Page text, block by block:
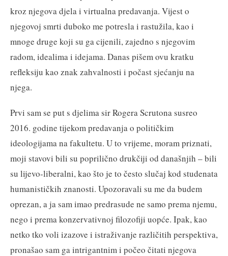
kroz njegova djela i virtualna predavanja. Vijest o
njegovoj smrti duboko me potresla i rastužila, kao i
mnoge druge koji su ga cijenili, zajedno s njegovim
radom, idealima i idejama. Danas pišem ovu kratku
refleksiju kao znak zahvalnosti i počast sjećanju na
njega.
Prvi sam se put s djelima sir Rogera Scrutona susreo
2016. godine tijekom predavanja o političkim
ideologijama na fakultetu. U to vrijeme, moram priznati,
moji stavovi bili su poprilično drukčiji od današnjih – bili
su lijevo-liberalni, kao što je to često slučaj kod studenata
humanističkih znanosti. Upozoravali su me da budem
oprezan, a ja sam imao predrasude ne samo prema njemu,
nego i prema konzervativnoj filozofiji uopće. Ipak, kao
netko tko voli izazove i istraživanje različitih perspektiva,
pronašao sam ga intrigantnim i počeo čitati njegova